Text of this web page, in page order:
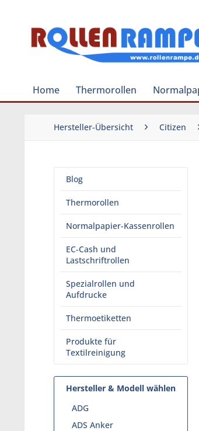
Home Thermorollen
Hersteller-Übersicht Citizen
Blog
Thermorollen
Normalpapier-Kassenrollen
EC-Cash und
Lastschriftrollen
Spezialrollen und
Aufdrucke
Thermoetiketten
Produkte für
Textilreinigung
Hersteller & Modell wählen
ADG
ADS Anker